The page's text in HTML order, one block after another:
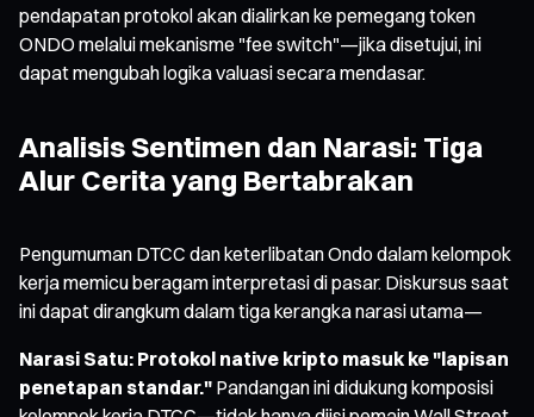
pendapatan protokol akan dialirkan ke pemegang token
ONDO melalui mekanisme "fee switch"—jika disetujui, ini
dapat mengubah logika valuasi secara mendasar.
Analisis Sentimen dan Narasi: Tiga
Alur Cerita yang Bertabrakan
Pengumuman DTCC dan keterlibatan Ondo dalam kelompok
kerja memicu beragam interpretasi di pasar. Diskursus saat
ini dapat dirangkum dalam tiga kerangka narasi utama—
Narasi Satu: Protokol native kripto masuk ke "lapisan
penetapan standar." Pandangan ini didukung komposisi